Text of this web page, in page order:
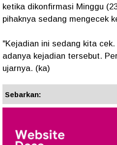
ketika dikonfirmasi Minggu
pihaknya sedang mengecek
"Kejadian ini sedang kita
adanya kejadian tersebut.
ujarnya. (ka)
Sebarkan: